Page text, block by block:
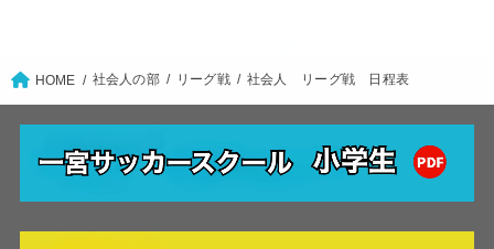
HOME 社会人の部 リーグ戦 社会人 リーグ戦 日程表